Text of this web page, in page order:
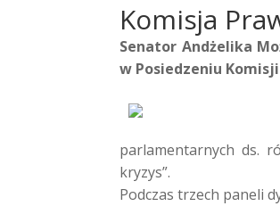
Komisja
Senator Andżelika
w Posiedzeniu
parlamentarnych ds.
kryzys”.
Podczas trzech paneli